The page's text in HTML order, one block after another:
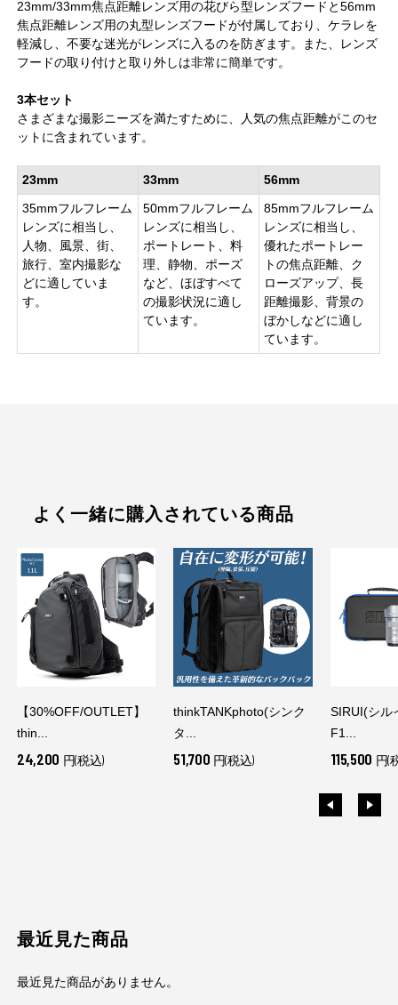
23mm/33mm焦点距離レンズ用の花びら型レンズフードと56mm
焦点距離レンズ用の丸型レンズフードが付属しており、ケラレを
軽減し、不要な迷光がレンズに入るのを防ぎます。また、レンズ
フードの取り付けと取り外しは非常に簡単です。
3本セット
さまざまな撮影ニーズを満たすために、人気の焦点距離がこのセ
ットに含まれています。
23mm 33mm
56mm
35mmフルフレーム
レンズに相当し、
人物、風景、街、
旅行、室内撮影な
どに適していま
す。
50mmフルフレーム
レンズに相当し、
ポートレート、料
理、静物、ポーズ
など、ほぼすべて
の撮影状況に適し
ています。
85mmフルフレーム
レンズに相当し、
優れたポートレー
トの焦点距離、ク
ローズアップ、長
距離撮影、背景の
ぼかしなどに適し
ています。
よく一緒に購入されている商品
【30%OFF/OUTLET】
thin...
24,200 円(税込)
thinkTANKphoto(シンク
タ...
51,700 円(税込)
SIRUI(シル
F1...
115,500 円(
最近見た商品
最近見た商品がありません。